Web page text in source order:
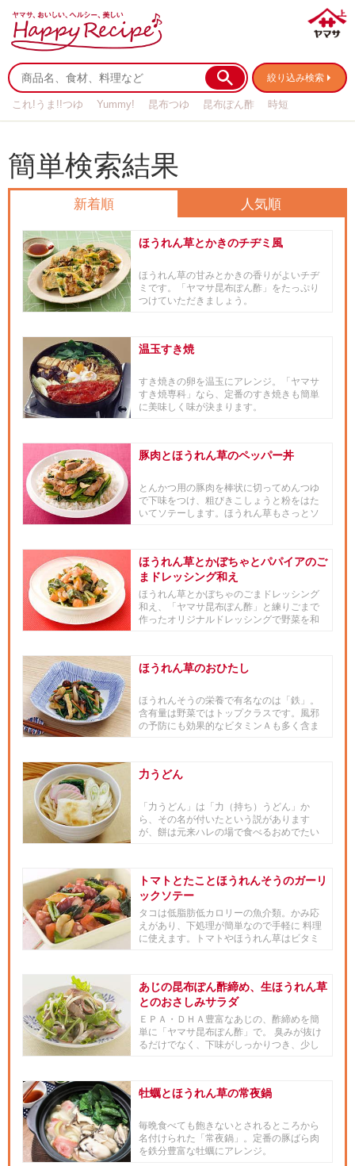
絞り込み検索
これ!うま!!つゆ Yummy! 昆布つゆ 昆布ぽん酢
時短
簡単検索結果
新着順 人気順
ほうれん草とかきのチヂミ風
ほうれん草の甘みとかきの香りがよいチヂ
ミです。「ヤマサ昆布ぽん酢」をたっぷり
つけていただきましょう。
温玉すき焼
すき焼きの卵を温玉にアレンジ。「ヤマサ
すき焼専科」なら、定番のすき焼きも簡単
に美味しく味が決まります。
豚肉とほうれん草のペッパー丼
とんかつ用の豚肉を棒状に切ってめんつゆ
で下味をつけ、粗びきこしょうと粉をはた
いてソテーします。ほうれん草もさっとソ
ほうれん草とかぼちゃとパパイアのご
まドレッシング和え
ほうれん草とかぼちゃのごまドレッシング
和え、「ヤマサ昆布ぽん酢」と練りごまで
作ったオリジナルドレッシングで野菜を和
ほうれん草のおひたし
ほうれんそうの栄養で有名なのは「鉄」。
含有量は野菜ではトップクラスです。風邪
の予防にも効果的なビタミンＡも多く含ま
力うどん
「力うどん」は「力（持ち）うどん」か
ら、その名が付いたという説があります
が、餅は元来ハレの場で食べるおめでたい
トマトとたことほうれんそうのガーリ
ックソテー
タコは低脂肪低カロリーの魚介類。かみ応
えがあり、下処理が簡単なので手軽に 料理
に使えます。トマトやほうれん草はビタミ
あじの昆布ぽん酢締め、生ほうれん草
とのおさしみサラダ
ＥＰＡ・ＤＨＡ豊富なあじの、酢締めを簡
単に「ヤマサ昆布ぽん酢」で。 臭みが抜け
るだけでなく、下味がしっかりつき、少し
牡蠣とほうれん草の常夜鍋
毎晩食べても飽きないとされるところから
名付けられた「常夜鍋」。定番の豚ばら肉
を鉄分豊富な牡蠣にアレンジ。